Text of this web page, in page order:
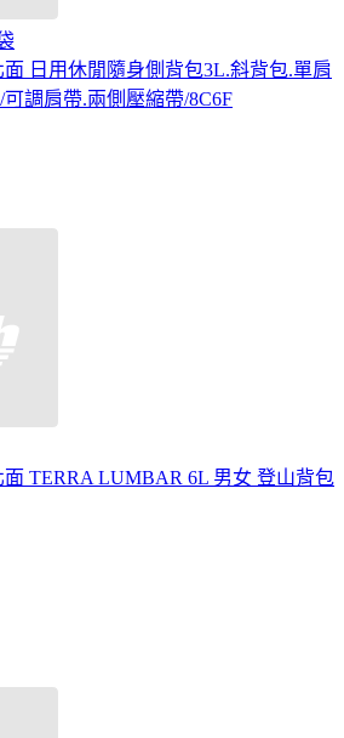
面 日用休閒隨身側背包3L.斜背包.單肩
調肩帶.兩側壓縮帶/8C6F
面 TERRA LUMBAR 6L 男女 登山背包